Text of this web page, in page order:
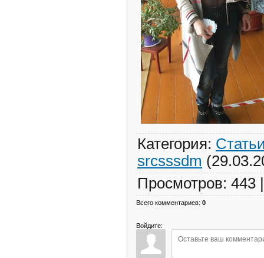
Категория:
srcsssdm
Просмотров: 443
Всего комментариев: 0
Войдите: